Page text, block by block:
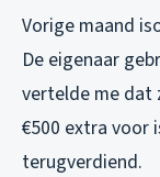
Vorige maand
De eigenaar
vertelde me dat
€500 extra voor
terugverdiend.